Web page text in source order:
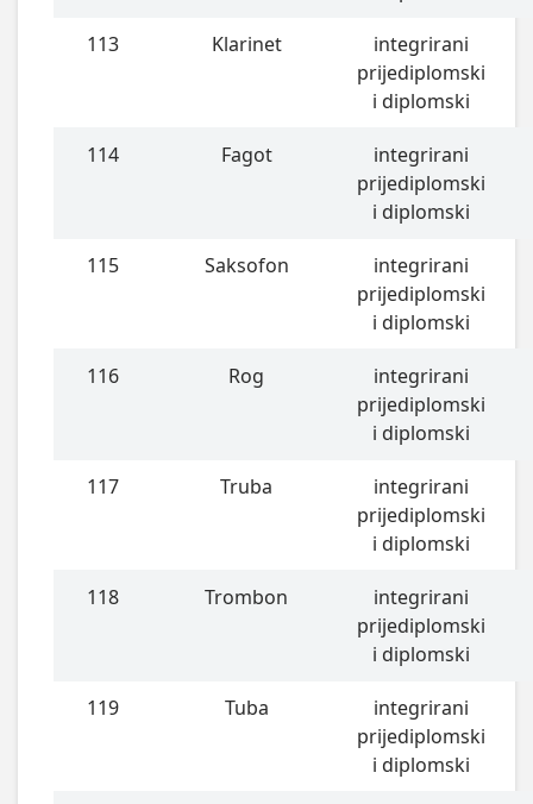
113 Klarinet
integrirani
prijediplomski
i diplomski
114 Fagot
integrirani
prijediplomski
i diplomski
115 Saksofon
integrirani
prijediplomski
i diplomski
116 Rog
integrirani
prijediplomski
i diplomski
117 Truba
integrirani
prijediplomski
i diplomski
118 Trombon
integrirani
prijediplomski
i diplomski
119 Tuba
integrirani
prijediplomski
i diplomski